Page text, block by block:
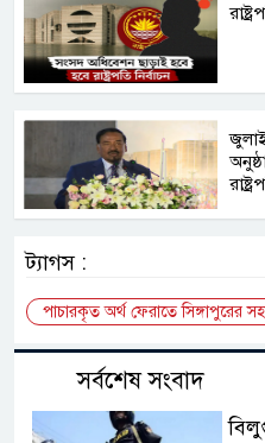
ট্যাগস :
পাচারকৃত অর্থ ফেরাতে সিঙ্গাপুরের
সর্বশেষ সংবাদ